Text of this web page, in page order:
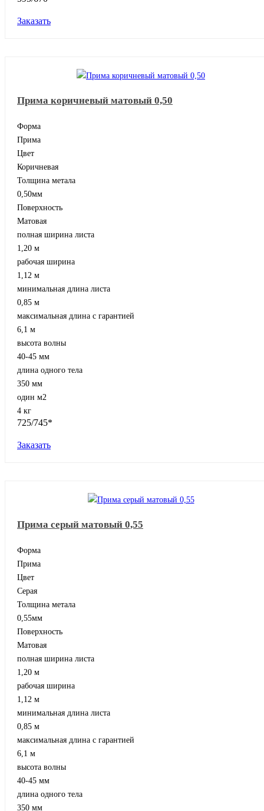
Заказать
Прима коричневый матовый 0,50
Форма
Прима
Цвет
Коричневая
Толщина метала
0,50мм
Поверхность
Матовая
полная ширина листа
1,20 м
рабочая ширина
1,12 м
минимальная длина листа
0,85 м
максимальная длина с гарантией
6,1 м
высота волны
40-45 мм
длина одного тела
350 мм
один м2
4 кг
725/745*
Заказать
Прима серый матовый 0,55
Форма
Прима
Цвет
Серая
Толщина метала
0,55мм
Поверхность
Матовая
полная ширина листа
1,20 м
рабочая ширина
1,12 м
минимальная длина листа
0,85 м
максимальная длина с гарантией
6,1 м
высота волны
40-45 мм
длина одного тела
350 мм